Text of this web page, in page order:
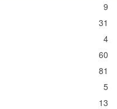
9
31
4
60
81
5
13